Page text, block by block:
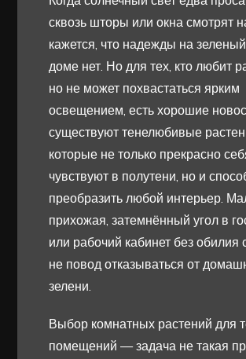
сквозь шторы или окна смотрят
кажется, что надежды на
доме нет. Но для тех, кто любит
но не может похвастаться ярким
освещением, есть хорошие
существуют тенелюбивые
которые не только прекрасно
чувствуют в полутени, но и
преобразить любой интерьер.
прихожая, затемнённый угол в
или рабочий кабинет без
не повод отказываться от
зелени.
Выбор комнатных растений для
помещений — задача не такая